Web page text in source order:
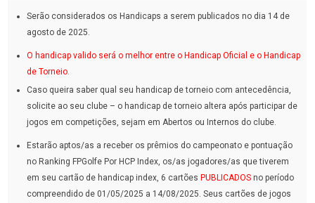
Serão considerados os Handicaps a serem publicados no dia 14 de
agosto de 2025.
O handicap valido será o melhor entre o Handicap Oficial e o Handicap
de Torneio.
Caso queira saber qual seu handicap de torneio com antecedência,
solicite ao seu clube – o handicap de torneio altera após participar de
jogos em competições, sejam em Abertos ou Internos do clube.
Estarão aptos/as a receber os prêmios do campeonato e pontuação
no Ranking FPGolfe Por HCP Index, os/as jogadores/as que tiverem
em seu cartão de handicap index, 6 cartões PUBLICADOSno período
compreendido de 01/05/2025 a 14/08/2025. Seus cartões de jogos